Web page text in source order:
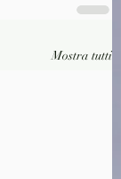
Mostra tutti